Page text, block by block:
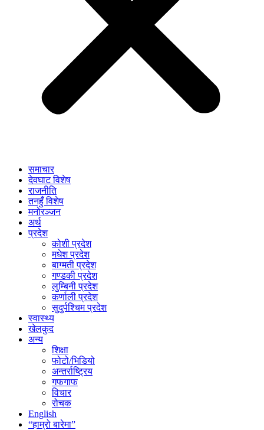
समाचार
देवघाट विशेष
राजनीति
तनहुँ विशेष
मनोरञ्जन
अर्थ
प्रदेश
कोशी प्रदेश
मधेश प्रदेश
बाग्मती प्रदेश
गण्डकी प्रदेश
लुम्बिनी प्रदेश
कर्णाली प्रदेश
सुदुर्पश्चिम प्रदेश
स्वास्थ्य
खेलकुद
अन्य
शिक्षा
फोटो/भिडियो
अन्तर्राष्ट्रिय
गफगाफ
विचार
रोचक
English
“हाम्रो बारेमा”